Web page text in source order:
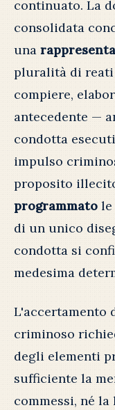
continuato. La
consolidata
una
pluralità di reati
compiere,
antecedente —
condotta
impulso
proposito
programmato le
di un unico
condotta si
medesima
L'accertamento
criminoso
degli elementi
sufficiente la
commessi, né